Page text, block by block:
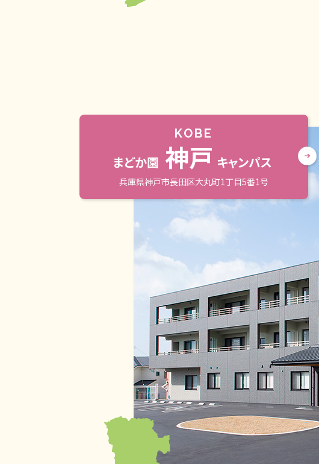
KOBE
まどか園 神戸 キャンパス
兵庫県神戸市長田区大丸町1丁目5番1号